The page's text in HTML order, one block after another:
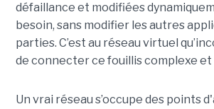
défaillance et modifiées
besoin, sans modifier les autres
parties. C’est au réseau virtuel
de connecter ce fouillis complexe
Un vrai réseau s’occupe des points